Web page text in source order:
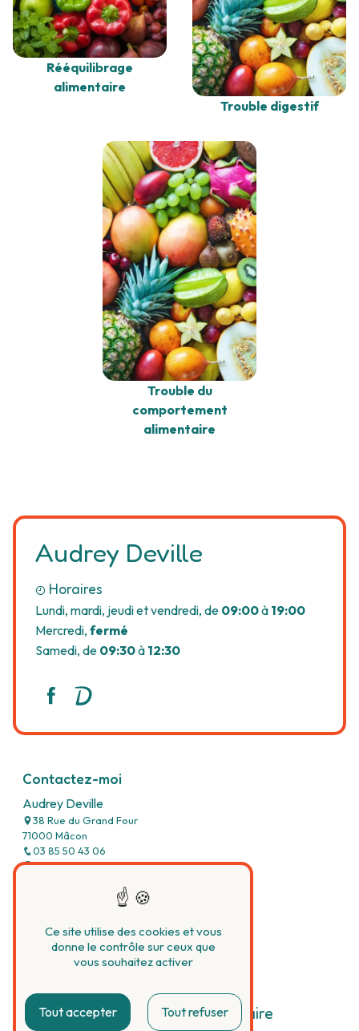
Rééquilibrage
alimentaire
Trouble digestif
Trouble du
comportement
alimentaire
Audrey Deville
Horaires
Lundi, mardi, jeudi et vendredi, de 09:00à 19:00
Mercredi, fermé
Samedi, de 09:30à 12:30
Contactez-moi
Audrey Deville
38 Rue du Grand Four
71000 Mâcon
03 85 50 43 06
devilleaudrey@bbox.fr
Mon parcours
Trouble comportement alimentaire
Ce site utilise des cookies et vous
donne le contrôle sur ceux que
vous souhaitez activer
Tout accepter Tout refuser